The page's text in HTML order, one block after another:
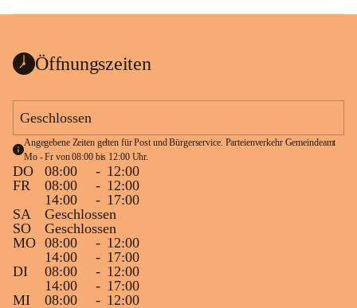
Öffnungszeiten
Geschlossen
Angegebene Zeiten gelten für Post und Bürgerservice. Parteienverkehr Gemeindeamt
Mo - Fr von 08:00 bis 12:00 Uhr.
DO 08:00 - 12:00
FR
08:00 - 12:00
14:00
- 17:00
SA
Geschlossen
SO
Geschlossen
MO 08:00 - 12:00
14:00
- 17:00
DI
08:00 - 12:00
14:00
- 17:00
MI
08:00 - 12:00